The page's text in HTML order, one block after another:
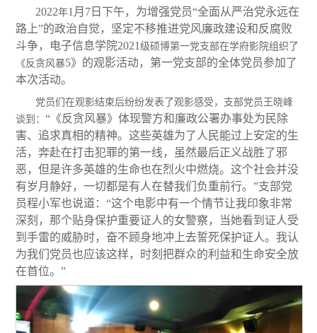
2022年1月7日下午，为增强党员“全面从严治党永远在
路上”的政治自觉，坚定不移推进党风廉政建设和反腐败
斗争，电子信息学院2021级硕博第一党支部在学府影院组织了
《反贪风暴5》的观影活动，第一党支部的全体党员参加了
本次活动。
党员们在观影结束后纷纷发表了观影感受，支部党员王晓峰
谈到：“《反贪风暴》体现警方和廉政公署办事处为民除
害、追求真相的精神。这些英雄为了人民能过上安定的生
活，奔赴在打击犯罪的第一线，虽然最后正义战胜了邪
恶，但是许多英雄的生命也在烈火中燃烧。这个社会并没
有岁月静好，一切都是有人在替我们负重前行。”支部党
员程小军也说道：“这个电影中有一个情节让我印象非常
深刻，那个贴身保护重要证人的女警察，当她看到证人受
到手雷的威胁时，奋不顾身地冲上去誓死保护证人。我认
为我们党员也应该这样，时刻把群众的利益和生命安全放
在首位。”